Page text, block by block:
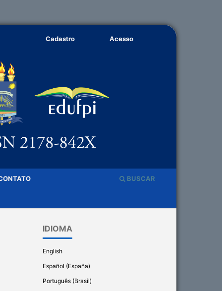
BUSCAR
Cadastro Acesso
IDIOMA
English
Español (España)
Português (Brasil)